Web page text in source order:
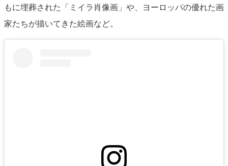
もに埋葬された「ミイラ肖像画」や、ヨーロッパの優れた画
家たちが描いてきた絵画など。